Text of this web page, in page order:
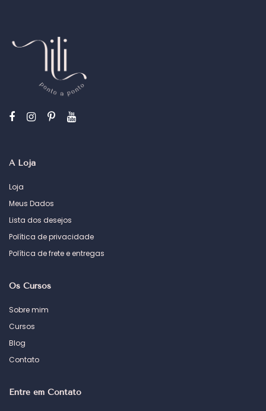
A Loja
Loja
Meus Dados
Lista dos desejos
Política de privacidade
Política de frete e entregas
Os Cursos
Sobre mim
Cursos
Blog
Contato
Entre em Contato